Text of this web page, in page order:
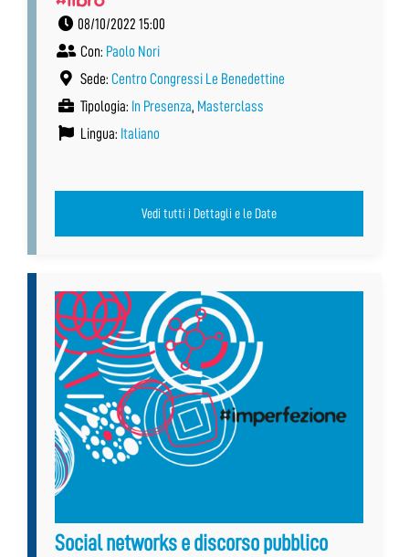
08/10/2022 15:00
Con: Paolo Nori
Sede: Centro Congressi Le Benedettine
Tipologia: In Presenza, Masterclass
Lingua: Italiano
Vedi tutti i Dettagli e le Date
Social networks e discorso pubblico